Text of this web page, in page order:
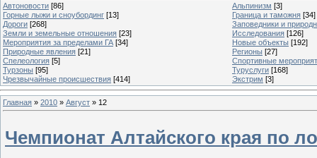
Автоновости [86] Альпинизм [3]
Горные лыжи и сноубординг [13] Граница и таможня [34]
Дороги [268]
Заповедники и
Земли и земельные отношения [23] Исследования [126]
Мероприятия за пределами ГА [34] Новые объекты [192]
Природные явления [21] Регионы [27]
Спелеология [5]
Спортивные
Турзоны [95] Туруслуги [168]
Чрезвычайные происшествия [414] Экстрим [3]
Главная » 2010 » Август » 12
Чемпионат Алтайского края по